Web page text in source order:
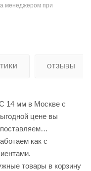
менеджером при
ОТЗЫВЫ
14 мм в Москве с
цене вы
как с
товары в корзину